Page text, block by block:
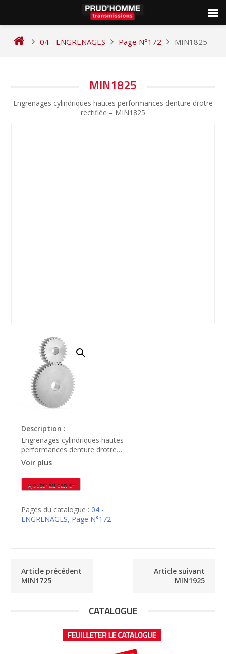
04 - ENGRENAGES Page N°172 MIN1825
MIN1825
Engrenages cylindriques hautes performances denture drotre
rectifiée – MIN1825
Description :
Engrenages cylindriques hautes
performances denture drotre
rectifiée – MIN1825
Voir plus
quantité
de
Ajouter au panier
Pages du catalogue :04 -
ENGRENAGES, Page N°172
DE
Article précédent
MIN1725
Article suivant
MIN1925
CATALOGUE